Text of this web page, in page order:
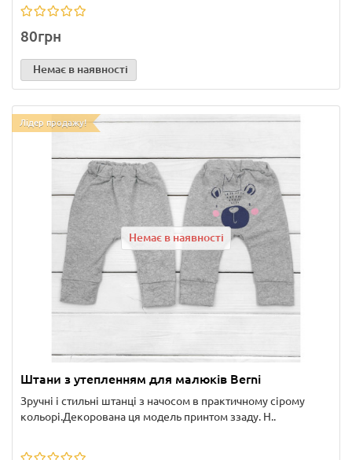
80грн
Немає в наявності
Лідер продажу!
Немає в наявності
Штани з утепленням для малюків Berni
Зручні і стильні штанці з начосом в практичному сірому
кольорі.Декорована ця модель принтом ззаду. Н..